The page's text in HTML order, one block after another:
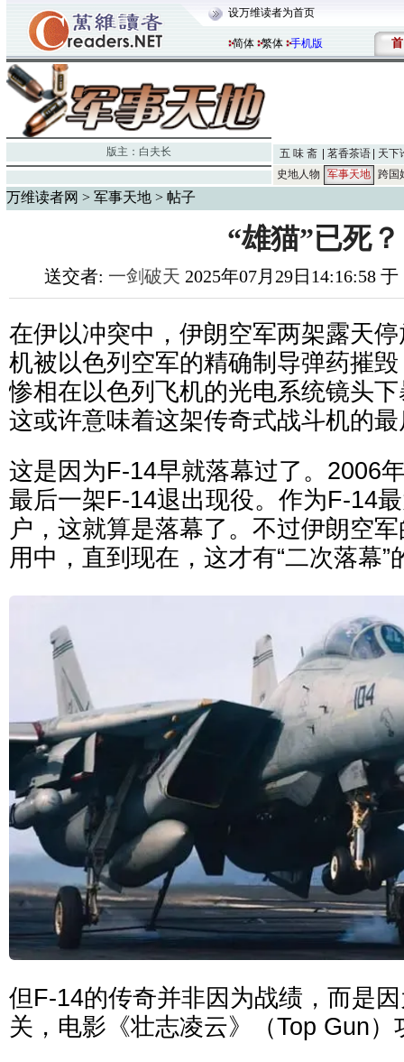
设万维读者为首页
简体 繁体 手机版 首
版主： 白夫长 五 味 斋 茗香茶语
天下
史地人物
军事天地 跨国
万维读者网 > 军事天地 > 帖子
“雄猫”已死？
送交者: 一剑破天 2025年07月29日14:16:58
在伊以冲突中，伊朗空军两架露天停
机被以色列空军的精确制导弹药摧
惨相在以色列飞机的光电系统镜头
这或许意味着这架传奇式战斗机的
这是因为F-14早就落幕过了。2006
最后一架F-14退出现役。作为F-14
户，这就算是落幕了。不过伊朗空
用中，直到现在，这才有“二次落幕”
但F-14的传奇并非因为战绩，而是
关，电影《壮志凌云》（Top Gun）